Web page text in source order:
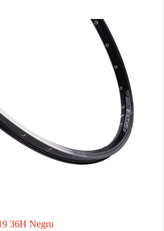
36H Negru